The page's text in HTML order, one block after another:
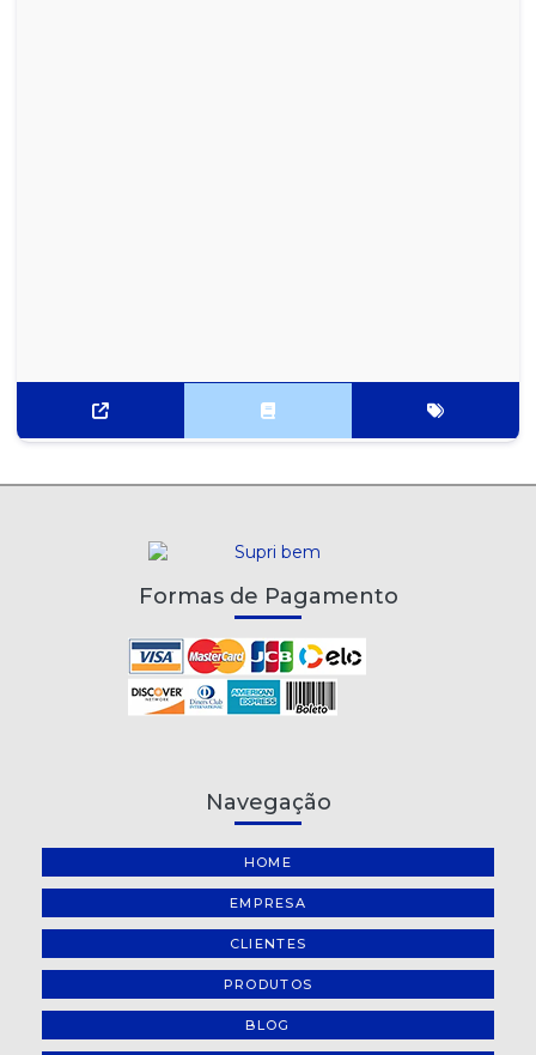
Formas de Pagamento
Navegação
HOME
EMPRESA
CLIENTES
PRODUTOS
BLOG